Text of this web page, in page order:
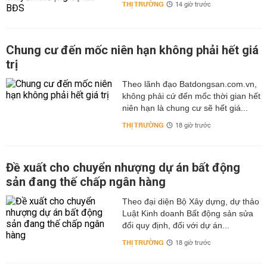
THỊ TRƯỜNG 14 giờ trước
Chung cư đến mốc niên hạn không phải hết giá
trị
Theo lãnh đạo Batdongsan.com.vn,
không phải cứ đến mốc thời gian hết
niên hạn là chung cư sẽ hết giá...
THỊ TRƯỜNG 18 giờ trước
Đề xuất cho chuyển nhượng dự án bất động
sản đang thế chấp ngân hàng
Theo đại diện Bộ Xây dựng, dự thảo
Luật Kinh doanh Bất động sản sửa
đổi quy định, đối với dự án...
THỊ TRƯỜNG 18 giờ trước